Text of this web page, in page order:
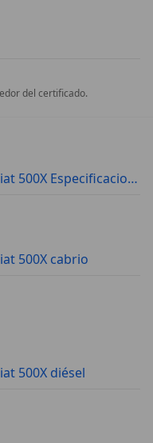
del certificado.
Fiat 500X Especificaciones técnicas
500X cabrio
500X diésel